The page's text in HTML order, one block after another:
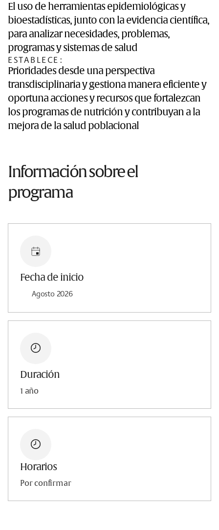
El uso de herramientas epidemiológicas y
bioestadísticas, junto con la evidencia científica,
para analizar necesidades, problemas,
programas y sistemas de salud
ESTABLECE:
Prioridades desde una perspectiva
transdisciplinaria y gestiona manera eficiente y
oportuna acciones y recursos que fortalezcan
los programas de nutrición y contribuyan a la
mejora de la salud poblacional
Información sobre el
programa
Fecha de inicio
Agosto 2026
Duración
1 año
Horarios
Por confirmar